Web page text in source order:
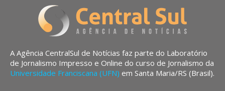
A Agência CentralSul de Notícias faz parte do Laboratório
de Jornalismo Impresso e Online do curso de Jornalismo da
Universidade Franciscana (UFN) em Santa Maria/RS (Brasil).